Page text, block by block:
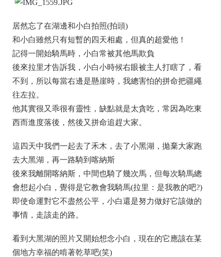
居然忘了在湖邊和小白拍照(拍頭)
和小白雖然只有短暫的四天相處，但真的超愛他！
記得一開始騎馬時，小白常被其他馬欺負
後來拉里才告訴我，小白小時候右眼被主人打瞎了，看
不到，所以每當右邊是懸崖時，我總害怕的拼命把疆繩
往左拉。
他其實很又乖很有靈性，缺點就是太貪吃，常因為吃東
西而進度落後，然後又拼命追趕大家。
這四天中我們一起去了禾木，去了小黑湖，拋棄大家跑
去大黑湖，再一路騎到喀納斯
後來我離開喀納斯，中間也騎了幾次馬，但每次騎馬總
會想起小白，覺得是它教會我騎馬(拉里：是我教的吧?)
即使命運對它不盡然公平，小白還是努力做好它該做的
事情，走該走的路。
看到大黑湖的照片又開始想念小白，現在的它應該在某
個地方幸福的啃著乾草吧(笑)